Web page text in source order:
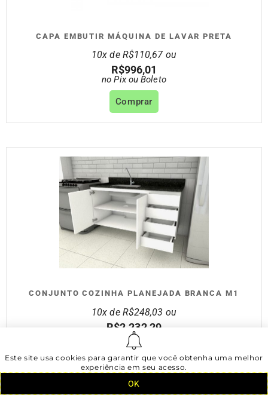
CAPA EMBUTIR MÁQUINA DE LAVAR PRETA
10x de R$110,67 ou
R$996,01
no Pix ou Boleto
Comprar
CONJUNTO COZINHA PLANEJADA BRANCA M1
10x de R$248,03 ou
R$2.232,29
no Pix ou Boleto
Comprar
Este site usa cookies para garantir que você obtenha uma melhor
experiência em seu acesso.
OK